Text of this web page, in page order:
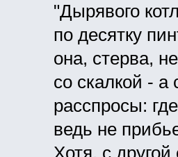
"Дырявого
по десятку
она, стерва,
со скалкой - а
расспросы:
ведь не